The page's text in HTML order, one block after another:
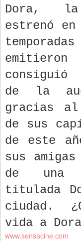
Dora,
estrenó en
de la
gracias al
de sus
de este
sus
de una
titulada
ciudad.
vida a
www.sensacine.com